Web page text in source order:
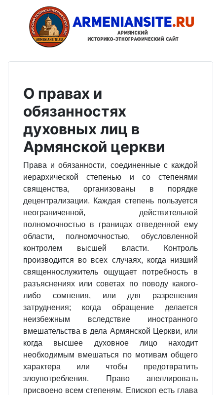
О правах и
обязанностях
духовных лиц в
Армянской церкви
Права и обязанности, соединенные с каждой
иерархической степенью и со степенями
священства, организованы в порядке
децентрализации. Каждая степень пользуется
неограниченной, действительной
полномочностью в границах отведенной ему
области, полномочностью, обусловленной
контролем высшей власти. Контроль
производится во всех случаях, когда низший
священнослужитель ощущает потребность в
разъяснениях или советах по поводу какого-
либо сомнения, или для разрешения
затруднения; когда обращение делается
неизбежным вследствие иностранного
вмешательства в дела Армянской Церкви, или
когда высшее духовное лицо находит
необходимым вмешаться по мотивам общего
характера или чтобы предотвратить
злоупотребления. Право апеллировать
присвоено всем степеням. Епископ есть глава